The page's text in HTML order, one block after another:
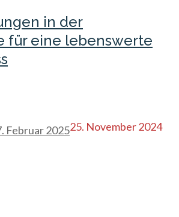
in der
für eine lebenswerte
25. November 2024
Februar 2025